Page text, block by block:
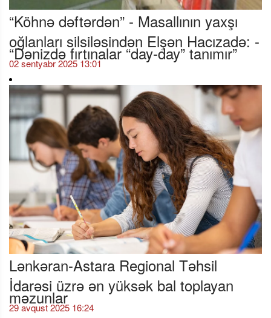
“Köhnə dəftərdən” - Masallının yaxşı
oğlanları silsiləsindən Elşən Hacızadə: -
“Dənizdə fırtınalar “day-day” tanımır”
02 sentyabr 2025 13:01
Lənkəran-Astara Regional Təhsil
İdarəsi üzrə ən yüksək bal toplayan
məzunlar
29 avqust 2025 16:24